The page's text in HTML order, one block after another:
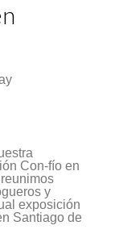
Con-fío en
y
exposición
Santiago de